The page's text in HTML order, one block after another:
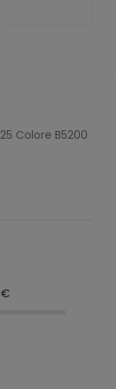
Colore B5200
Cm 18 X 8,5